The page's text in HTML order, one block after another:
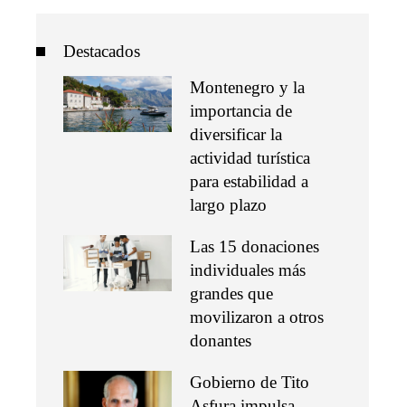
Destacados
Montenegro y la
importancia de
diversificar la
actividad turística
para estabilidad a
largo plazo
Las 15 donaciones
individuales más
grandes que
movilizaron a otros
donantes
Gobierno de Tito